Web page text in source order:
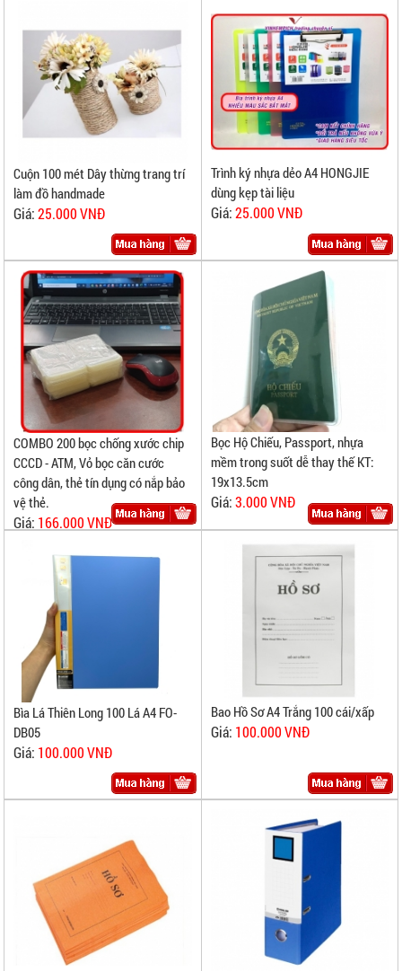
Cuộn 100 mét Dây thừng trang trí
làm đồ handmade
Giá:25.000 VNĐ
Trình ký nhựa dẻo A4 HONGJIE
dùng kẹp tài liệu
Giá:25.000 VNĐ
COMBO 200 bọc chống xước chip
CCCD - ATM, Vỏ bọc căn cước
công dân, thẻ tín dụng có nắp bảo
vệ thẻ.
Giá: 166.000 VNĐ
Bọc Hộ Chiếu, Passport, nhựa
mềm trong suốt dễ thay thế KT:
19x13.5cm
Giá:3.000 VNĐ
Bìa Lá Thiên Long 100 Lá A4 FO-
DB05
Giá: 100.000 VNĐ
Bao Hồ Sơ A4 Trắng 100 cái/xấp
Giá: 100.000 VNĐ